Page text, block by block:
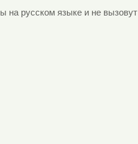
на русском языке и не вызовут